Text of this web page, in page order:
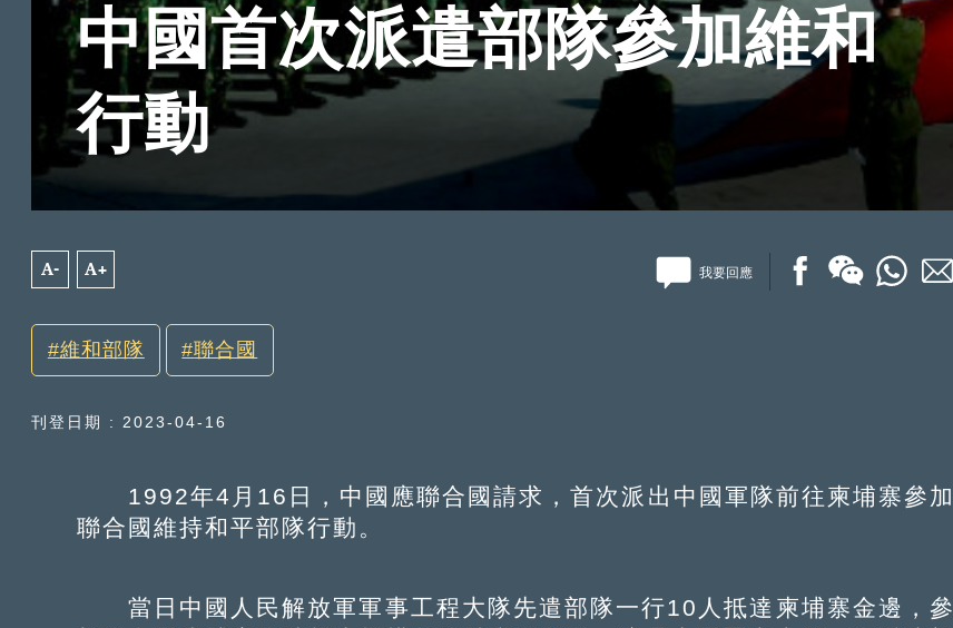
中國首次派遣部隊參加維和
行動
A- A+ 我要回應
維和部隊 聯合國
刊登日期 : 2023-04-16
1992年4月16日，中國應聯合國請求，首次派出中國軍隊前往柬埔寨參加
聯合國維持和平部隊行動。
當日中國人民解放軍軍事工程大隊先遣部隊一行10人抵達柬埔寨金邊，參